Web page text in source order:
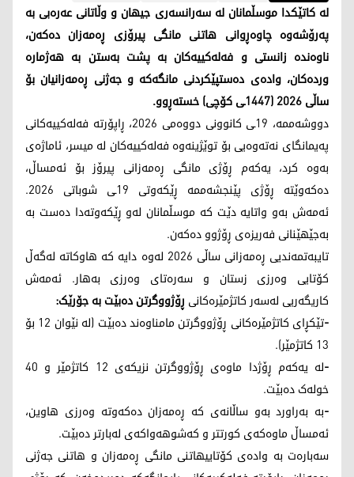
لە کاتێکدا موسڵمانان لە سەرانسەری جیهان و وڵاتانی عەرەبی بە
پەرۆشەوە چاوەڕوانی هاتنی مانگی پیرۆزی ڕەمەزان دەکەن،
ناوەندە زانستی و فەلەکییەکان بە پشت بەستن بە هەژمارە
وردەکان، وادەی دەستپێکردنی مانگەکە و جەژنی ڕەمەزانیان بۆ
ساڵی 2026 (1447ـی کۆچی) خستەڕوو.
دووشەممە، 19ـی کانوونی دووەمی 2026، ڕاپۆرتە فەلەکییەکانی
پەیمانگای نەتەوەیی بۆ توێژینەوە فەلەکییەکان لە میسر، ئاماژەی
بەوە کرد، یەکەم ڕۆژی مانگی ڕەمەزانی پیرۆز بۆ ئەمساڵ،
دەکەوێتە ڕۆژی پێنجشەممە ڕێکەوتی 19ـی شوباتی 2026.
ئەمەش بەو واتایە دێت کە موسڵمانان لەو ڕێکەوتەدا دەست بە
بەجێهێنانی فەریزەی ڕۆژوو دەکەن.
تایبەتمەندیی ڕەمەزانی ساڵی 2026 لەوە دایە کە هاوکاتە لەگەڵ
کۆتایی وەرزی زستان و سەرەتای وەرزی بەهار. ئەمەش
کاریگەریی لەسەر کاتژمێرەکانیڕۆژووگرتن دەبێت بە جۆرێک:
-
تێکڕای کاتژمێرەکانی ڕۆژووگرتن مامناوەند دەبێت (لە نێوان 12 بۆ
13 کاتژمێر).
-
لە یەکەم ڕۆژدا ماوەی ڕۆژووگرتن نزیکەی 12 کاتژمێر و 40
خولەک دەبێت.
-بە بەراورد بەو ساڵانەی کە ڕەمەزان دەکەوتە وەرزی هاوین،
ئەمساڵ ماوەکەی کورتتر و کەشوهەواکەی لەبارتر دەبێت.
سەبارەت بە وادەی کۆتاییهاتنی مانگی ڕەمەزان و هاتنی جەژنی